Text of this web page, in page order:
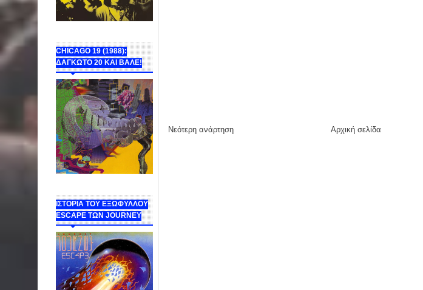
CHICAGO 19 (1988):
ΔΑΓΚΩΤΟ 20 ΚΑΙ ΒΑΛΕ!
ΙΣΤΟΡΙΑ ΤΟΥ ΕΞΩΦΥΛΛΟΥ
ESCAPE ΤΩΝ JOURNEY
Νεότερη ανάρτηση Αρχική σελίδα